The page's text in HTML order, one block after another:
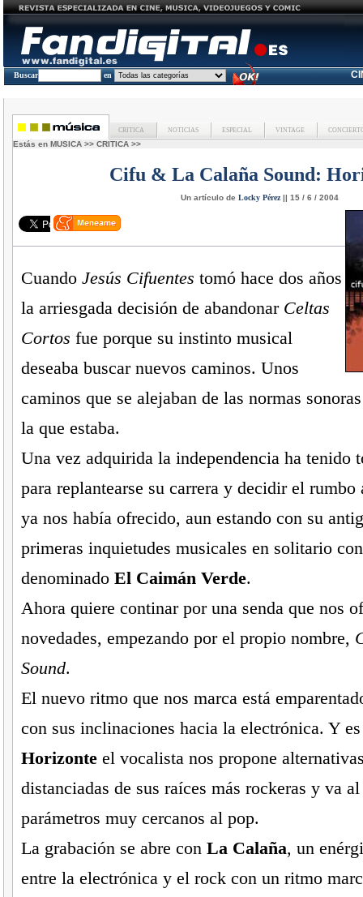
Buscar en
CRITICA NOTICIAS ESPECIAL VINTAGE
Estás en MUSICA >> CRITICA >>
Cifu & La Calaña Sound:
Un artículo de Locky Pérez|| 15 / 6 / 2004
Cuando Jesús Cifuentes tomó hace dos años
la arriesgada decisión de abandonar Celtas
Cortos fue porque su instinto musical
deseaba buscar nuevos caminos. Unos
caminos que se alejaban de las normas
la que estaba.
Una vez adquirida la independencia ha tenido
para replantearse su carrera y decidir el rumbo
ya nos había ofrecido, aun estando con su
primeras inquietudes musicales en solitario
denominado El Caimán Verde.
Ahora quiere continar por una senda que nos
novedades, empezando por el propio nombre,
Sound.
El nuevo ritmo que nos marca está
con sus inclinaciones hacia la electrónica. Y
Horizonteel vocalista nos propone
distanciadas de sus raíces más rockeras y va
parámetros muy cercanos al pop.
La grabación se abre con La Calaña, un
entre la electrónica y el rock con un ritmo